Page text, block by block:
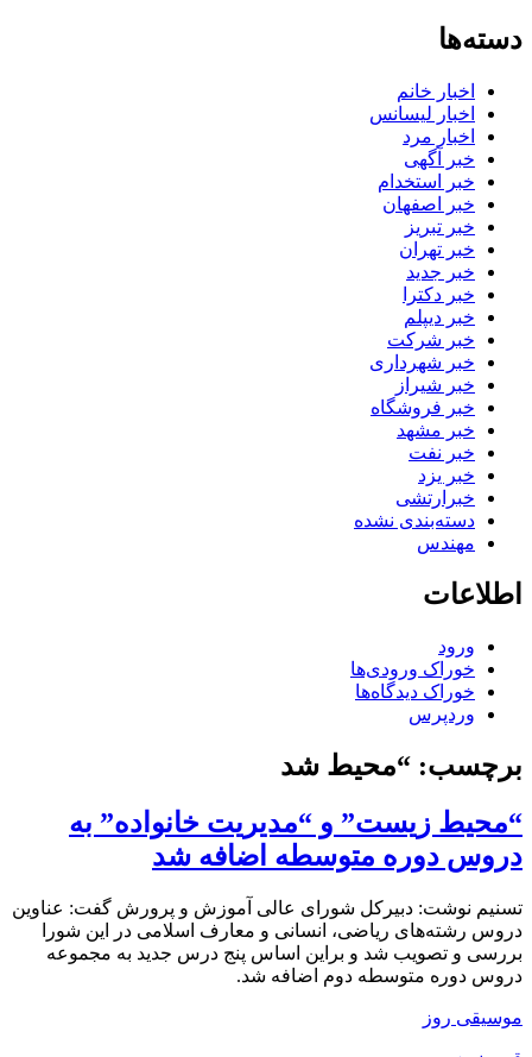
دسته‌ها
اخبار خانم
اخبار لیسانس
اخبار مرد
خبر آگهی
خبر استخدام
خبر اصفهان
خبر تبریز
خبر تهران
خبر جدید
خبر دکترا
خبر دیپلم
خبر شرکت
خبر شهرداری
خبر شیراز
خبر فروشگاه
خبر مشهد
خبر نفت
خبر یزد
خبرارتشی
دسته‌بندی نشده
مهندس
اطلاعات
ورود
خوراک ورودی‌ها
خوراک دیدگاه‌ها
وردپرس
برچسب: “محیط شد
“محیط زیست” و “مدیریت خانواده” به
دروس دوره متوسطه اضافه شد
تسنیم نوشت: دبیرکل شورای عالی آموزش و پرورش گفت:‌ عناوین
دروس رشته‌های ریاضی، انسانی و معارف اسلامی در این شورا
بررسی و تصویب شد و براین اساس پنج درس جدید به مجموعه
دروس دوره متوسطه دوم اضافه شد.
موسیقی روز